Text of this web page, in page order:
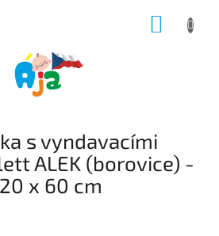
s vyndavacími
ALEK (borovice) -
x 60 cm